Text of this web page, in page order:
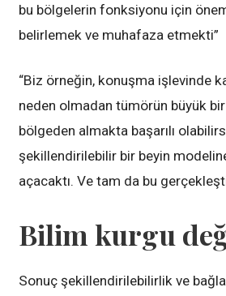
bu bölgelerin fonksiyonu için
belirlemek ve muhafaza etmekti”
“Biz örneğin, konuşma işlevinde
neden olmadan tümörün büyük
bölgeden almakta başarılı
şekillendirilebilir bir beyin
açacaktı. Ve tam da bu
Bilim kurgu
Sonuç şekillendirilebilirlik ve